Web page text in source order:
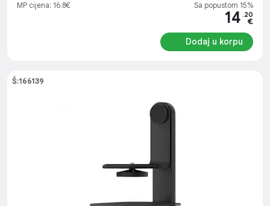
MP cijena: 16.8€ Sa popustom 15%
14 .20
€
Dodaj u korpu
Š:166139